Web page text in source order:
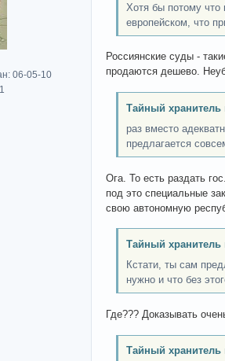
06-05-10
Хотя бы потому что
европейском, что
Россиянские суды -
продаются дешево.
Тайный хранитель
раз вместо
предлагается
Ога. То есть раздать
под это специальные
свою автономную
Тайный хранитель
Кстати, ты сам
нужно и что без
Где??? Доказывать
Тайный хранитель